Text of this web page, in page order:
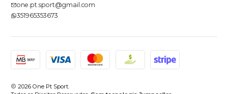
one.pt.sport@gmail.com
351965353673
2026 One Pt Sport.